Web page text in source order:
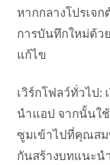
หากกลางโปรเจ
การบันทึกใหม่ด้ว
แก้ไข
เวิร์กโฟลว์ทั่วไป:
นำแอป จากนั้นใ
ซูมเข้าไปที่คุณสม
กันสร้างบทแนะน